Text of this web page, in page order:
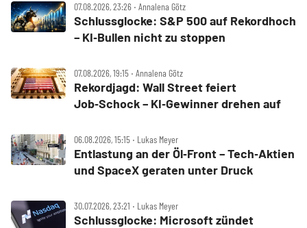
07.08.2026, 23:26 ‧ Annalena Götz
Schlussglocke: S&P 500 auf Rekordhoch
– KI‑Bullen nicht zu stoppen
07.08.2026, 19:15 ‧ Annalena Götz
Rekordjagd: Wall Street feiert
Job‑Schock – KI‑Gewinner drehen auf
06.08.2026, 15:15 ‧ Lukas Meyer
Entlastung an der Öl‑Front – Tech‑Aktien
und SpaceX geraten unter Druck
30.07.2026, 23:21 ‧ Lukas Meyer
Schlussglocke: Microsoft zündet